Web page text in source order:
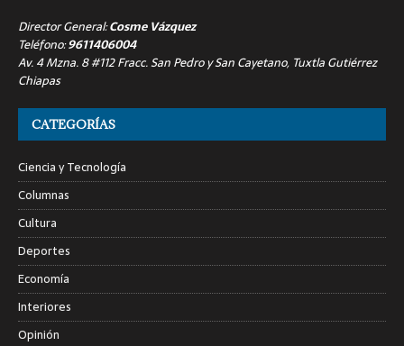
Director General:Cosme Vázquez
Teléfono:9611406004
Av. 4 Mzna. 8 #112 Fracc. San Pedro y San Cayetano, Tuxtla Gutiérrez
Chiapas
CATEGORÍAS
Ciencia y Tecnología
Columnas
Cultura
Deportes
Economía
Interiores
Opinión